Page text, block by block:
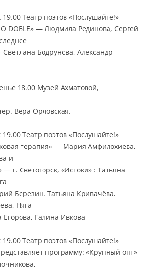
Театр поэтов «Послушайте!»
DOBLE» — Людмила Рединова, Сергей
Бодрунова, Александр
18.00 Музей Ахматовой,
Вера Орловская.
19.00 Театр поэтов «Послушайте!»
терапия» — Мария Амфилохиева,
и
г. Светогорск, «Истоки» : Татьяна
Березин, Татьяна Кривачёва,
Няга
Галина Ивкова.
Театр поэтов «Послушайте!»
программу: «Крупный опт»